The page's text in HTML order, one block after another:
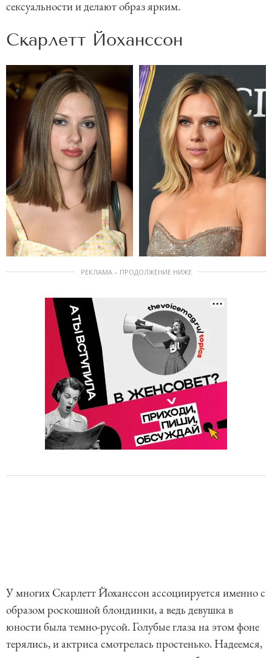
сексуальности и делают образ ярким.
Скарлетт Йоханссон
РЕКЛАМА – ПРОДОЛЖЕНИЕ НИЖЕ
У многих Скарлетт Йоханссон ассоциируется именно с
образом роскошной блондинки, а ведь девушка в
юности была темно-русой. Голубые глаза на этом фоне
терялись, и актриса смотрелась простенько. Надеемся,